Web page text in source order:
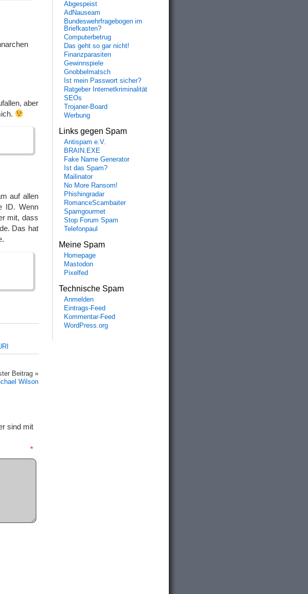
aber
auf allen
ID. Wenn
mit, dass
Das hat
Beitrag »
Wilson
sind mit
*
Abgespeist
AdNauseam
Bundeswehrfragebogen im
Briefkasten?
Computerbetrug
Das geht so gar nicht!
Finanzparasiten
Gewinnspiele
Gnobbelmatsch
Ist mein Passwort sicher?
Ratgeber Internetkriminalität
SEOs
Trojaner-Board
Werbung
Links gegen Spam
Antispam e.V.
BRAIN.EXE
Fake Name Generator
Ist das Spam?
Mailinator
No More Ransom!
Phishingradar
RomanceScambaiter
Spamgourmet
Stop Forum Spam
Telefonpaul
Meine Spam
Homepage
Mastodon
Pixelfed
Technische Spam
Anmelden
Eintrags-Feed
Kommentar-Feed
WordPress.org